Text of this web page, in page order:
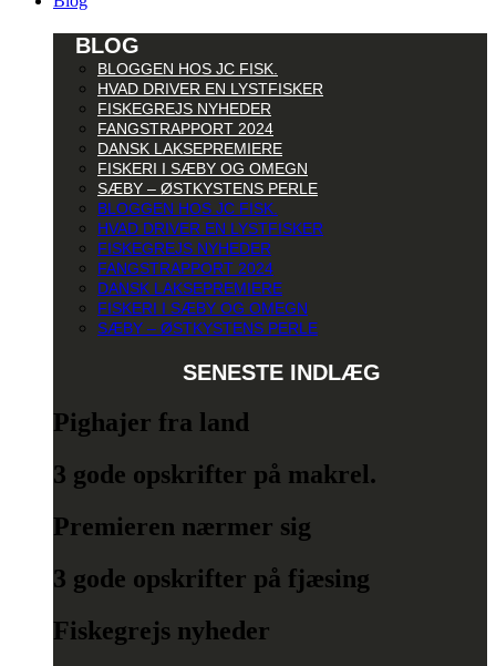
BLOG
BLOGGEN HOS JC FISK.
HVAD DRIVER EN LYSTFISKER
FISKEGREJS NYHEDER
FANGSTRAPPORT 2024
DANSK LAKSEPREMIERE
FISKERI I SÆBY OG OMEGN
SÆBY – ØSTKYSTENS PERLE
BLOGGEN HOS JC FISK.
HVAD DRIVER EN LYSTFISKER
FISKEGREJS NYHEDER
FANGSTRAPPORT 2024
DANSK LAKSEPREMIERE
FISKERI I SÆBY OG OMEGN
SÆBY – ØSTKYSTENS PERLE
SENESTE INDLÆG
Pighajer fra land
3 gode opskrifter på makrel.
Premieren nærmer sig
3 gode opskrifter på fjæsing
Fiskegrejs nyheder